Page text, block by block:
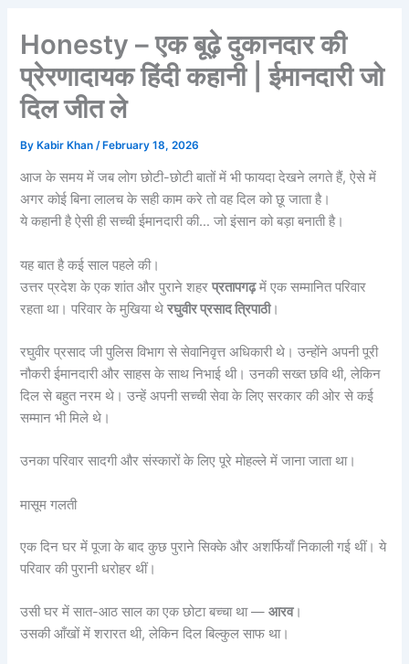
Honesty – एक बूढ़े दुकानदार की
प्रेरणादायक हिंदी कहानी | ईमानदारी जो
दिल जीत ले
ByKabir Khan /February 18, 2026
आज के समय में जब लोग छोटी-छोटी बातों में भी फायदा देखने लगते हैं, ऐसे में
अगर कोई बिना लालच के सही काम करे तो वह दिल को छू जाता है।
ये कहानी है ऐसी ही सच्ची ईमानदारी की… जो इंसान को बड़ा बनाती है।
यह बात है कई साल पहले की।
उत्तर प्रदेश के एक शांत और पुराने शहरप्रतापगढ़में एक सम्मानित परिवार
रहता था। परिवार के मुखिया थेरघुवीर प्रसाद त्रिपाठी।
रघुवीर प्रसाद जी पुलिस विभाग से सेवानिवृत्त अधिकारी थे। उन्होंने अपनी पूरी
नौकरी ईमानदारी और साहस के साथ निभाई थी। उनकी सख्त छवि थी, लेकिन
दिल से बहुत नरम थे। उन्हें अपनी सच्ची सेवा के लिए सरकार की ओर से कई
सम्मान भी मिले थे।
उनका परिवार सादगी और संस्कारों के लिए पूरे मोहल्ले में जाना जाता था।
मासूम गलती
एक दिन घर में पूजा के बाद कुछ पुराने सिक्के और अशर्फियाँ निकाली गई थीं। ये
परिवार की पुरानी धरोहर थीं।
उसी घर में सात-आठ साल का एक छोटा बच्चा था —आरव।
उसकी आँखों में शरारत थी, लेकिन दिल बिल्कुल साफ था।